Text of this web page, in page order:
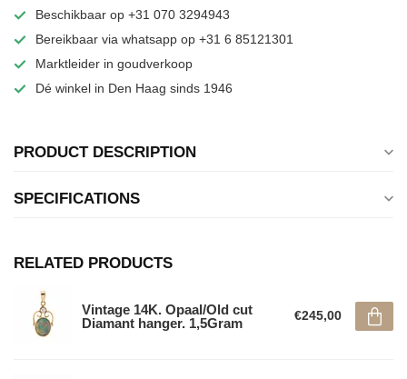
Beschikbaar op +31 070 3294943
Bereikbaar via whatsapp op +31 6 85121301
Marktleider in goudverkoop
Dé winkel in Den Haag sinds 1946
PRODUCT DESCRIPTION
SPECIFICATIONS
RELATED PRODUCTS
Vintage 14K. Opaal/Old cut
Diamant hanger. 1,5Gram
€245,00